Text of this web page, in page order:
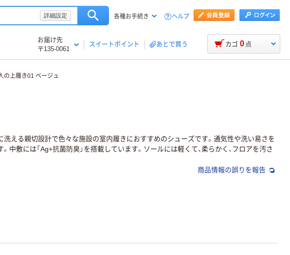
詳細設定 各種お手続き ヘルプ
お届け先
〒135-0061
スイートポイント あとで買う カゴ 0 点
の上履き01 ベージュ
える親切設計で色々な施設の室内履きにおすすめのシューズです。通気性や洗い易さを
敷には「Ag+抗菌防臭」を搭載しています。ソールには軽くて、柔らかく、フロアを汚さ
商品情報の誤りを報告